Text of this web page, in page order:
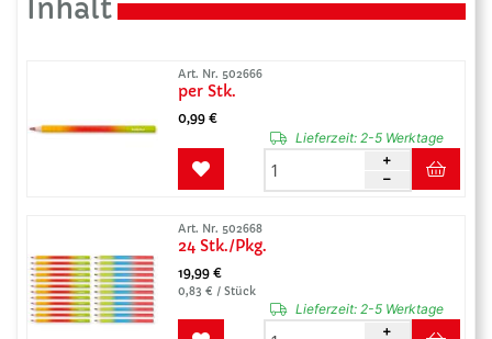
Inhalt
Art. Nr. 502666
per Stk.
0,99 €
Lieferzeit:2-5 Werktage
Art. Nr. 502668
24 Stk./Pkg.
19,99 €
0,83 € / Stück
Lieferzeit:2-5 Werktage